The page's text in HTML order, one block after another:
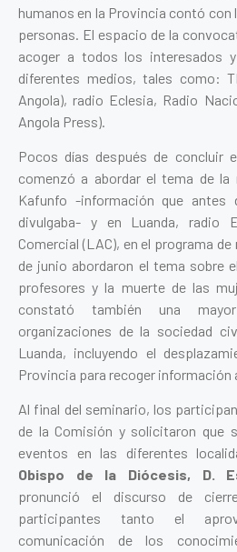
humanos en la Provincia contó
personas. El espacio de la
acoger a todos los interesados
diferentes medios, tales como:
Angola), radio Eclesia, Radio
Angola Press).
Pocos días después de concluir
comenzó a abordar el tema de la
Kafunfo -información que
divulgaba- y en Luanda, radio
Comercial (LAC), en el programa
de junio abordaron el tema sobre
profesores y la muerte de las
constató también una
organizaciones de la sociedad
Luanda, incluyendo el
Provincia para recoger información
Al final del seminario, los
de la Comisión y solicitaron que
eventos en las diferentes
Obispo de la Diócesis, D.
pronunció el discurso de
participantes tanto el
comunicación de los